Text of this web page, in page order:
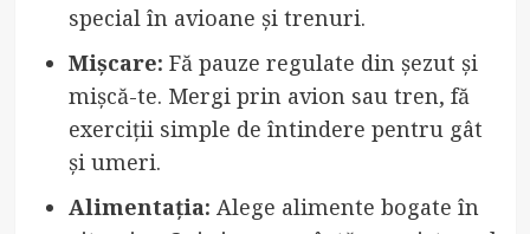
special în avioane și trenuri.
Mișcare: Fă pauze regulate din șezut și
mișcă-te. Mergi prin avion sau tren, fă
exerciții simple de întindere pentru gât
și umeri.
Alimentația: Alege alimente bogate în